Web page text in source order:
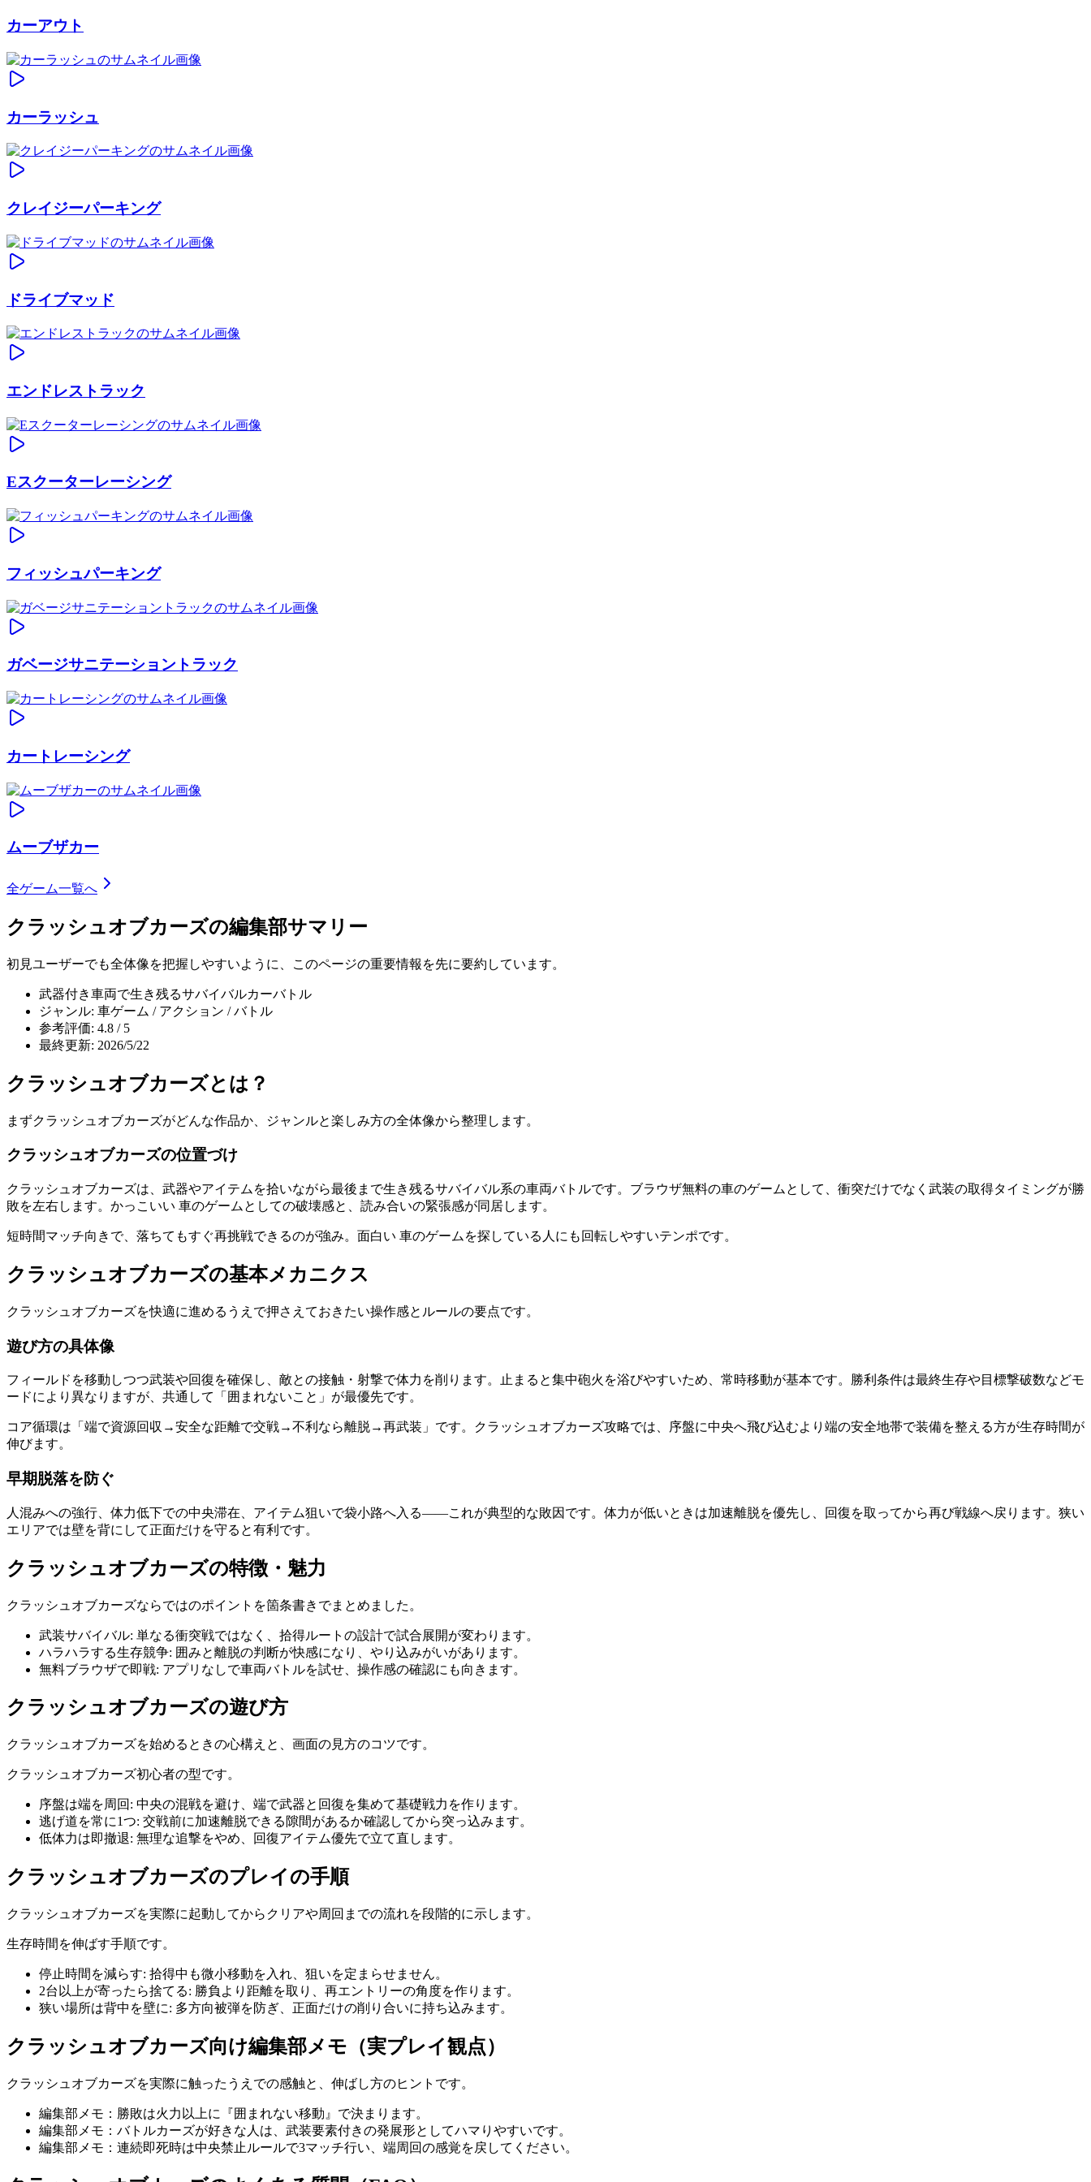
カーアウト
カーラッシュ
クレイジーパーキング
ドライブマッド
エンドレストラック
Eスクーターレーシング
フィッシュパーキング
ガベージサニテーショントラック
カートレーシング
ムーブザカー
全ゲーム一覧へ
クラッシュオブカーズの編集部サマリー
初見ユーザーでも全体像を把握しやすいように、このページの重要情報を先に要約しています。
武器付き車両で生き残るサバイバルカーバトル
ジャンル: 車ゲーム / アクション / バトル
参考評価: 4.8 / 5
最終更新: 2026/5/22
クラッシュオブカーズとは？
まずクラッシュオブカーズがどんな作品か、ジャンルと楽しみ方の全体像から整理します。
クラッシュオブカーズの位置づけ
クラッシュオブカーズは、武器やアイテムを拾いながら最後まで生き残るサバイバル系の車両バトルです。ブラウザ無料の車のゲームとして、衝突だけでなく武装の取得タイミングが勝
敗を左右します。かっこいい 車のゲームとしての破壊感と、読み合いの緊張感が同居します。
短時間マッチ向きで、落ちてもすぐ再挑戦できるのが強み。面白い 車のゲームを探している人にも回転しやすいテンポです。
クラッシュオブカーズの基本メカニクス
クラッシュオブカーズを快適に進めるうえで押さえておきたい操作感とルールの要点です。
遊び方の具体像
フィールドを移動しつつ武装や回復を確保し、敵との接触・射撃で体力を削ります。止まると集中砲火を浴びやすいため、常時移動が基本です。勝利条件は最終生存や目標撃破数などモ
ードにより異なりますが、共通して「囲まれないこと」が最優先です。
コア循環は「端で資源回収→安全な距離で交戦→不利なら離脱→再武装」です。クラッシュオブカーズ攻略では、序盤に中央へ飛び込むより端の安全地帯で装備を整える方が生存時間が
伸びます。
早期脱落を防ぐ
人混みへの強行、体力低下での中央滞在、アイテム狙いで袋小路へ入る——これが典型的な敗因です。体力が低いときは加速離脱を優先し、回復を取ってから再び戦線へ戻ります。狭い
エリアでは壁を背にして正面だけを守ると有利です。
クラッシュオブカーズの特徴・魅力
クラッシュオブカーズならではのポイントを箇条書きでまとめました。
武装サバイバル: 単なる衝突戦ではなく、拾得ルートの設計で試合展開が変わります。
ハラハラする生存競争: 囲みと離脱の判断が快感になり、やり込みがいがあります。
無料ブラウザで即戦: アプリなしで車両バトルを試せ、操作感の確認にも向きます。
クラッシュオブカーズの遊び方
クラッシュオブカーズを始めるときの心構えと、画面の見方のコツです。
クラッシュオブカーズ初心者の型です。
序盤は端を周回 : 中央の混戦を避け、端で武器と回復を集めて基礎戦力を作ります。
逃げ道を常に1つ: 交戦前に加速離脱できる隙間があるか確認してから突っ込みます。
低体力は即撤退: 無理な追撃をやめ、回復アイテム優先で立て直します。
クラッシュオブカーズのプレイの手順
クラッシュオブカーズを実際に起動してからクリアや周回までの流れを段階的に示します。
生存時間を伸ばす手順です。
停止時間を減らす: 拾得中も微小移動を入れ、狙いを定まらせません。
2台以上が寄ったら捨てる: 勝負より距離を取り、再エントリーの角度を作ります。
狭い場所は背中を壁に: 多方向被弾を防ぎ、正面だけの削り合いに持ち込みます。
クラッシュオブカーズ向け編集部メモ（実プレイ観点）
クラッシュオブカーズを実際に触ったうえでの感触と、伸ばし方のヒントです。
編集部メモ：勝敗は火力以上に『囲まれない移動』で決まります。
編集部メモ：バトルカーズが好きな人は、武装要素付きの発展形としてハマりやすいです。
編集部メモ：連続即死時は中央禁止ルールで3マッチ行い、端周回の感覚を戻してください。